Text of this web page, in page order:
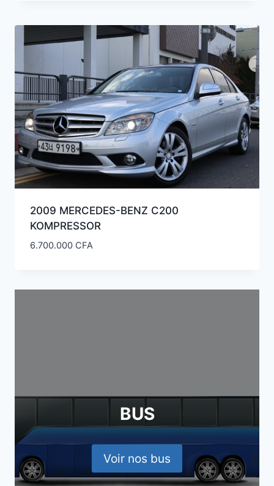
2009 MERCEDES-BENZ C200
KOMPRESSOR
6.700.000 CFA
BUS
Voir nos bus